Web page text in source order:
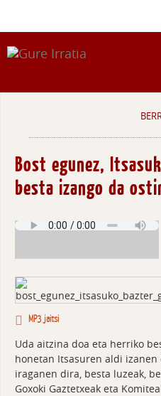
Bost egunez,
besta izango da
MP3 jaitsi
Uda aitzina doa eta herriko
honetan Itsasuren aldi
iraganen dira, besta luzeak,
Goxoki Gaztetxeak eta